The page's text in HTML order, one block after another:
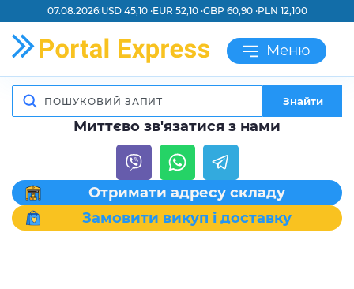
07.08.2026:USD 45,10 ·EUR 52,10 ·GBP 60,90 ·PLN 12,100
Меню
Знайти
Миттєво зв'язатися з нами
Отримати адресу складу
Замовити викуп і доставку